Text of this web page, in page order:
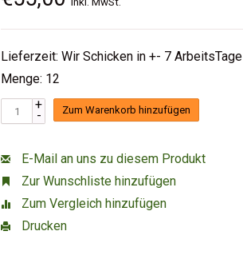
Lieferzeit: Wir Schicken in +- 7 ArbeitsTage
Menge: 12
+
- Zum Warenkorb hinzufügen
E-Mail an uns zu diesem Produkt
Zur Wunschliste hinzufügen
Zum Vergleich hinzufügen
Drucken